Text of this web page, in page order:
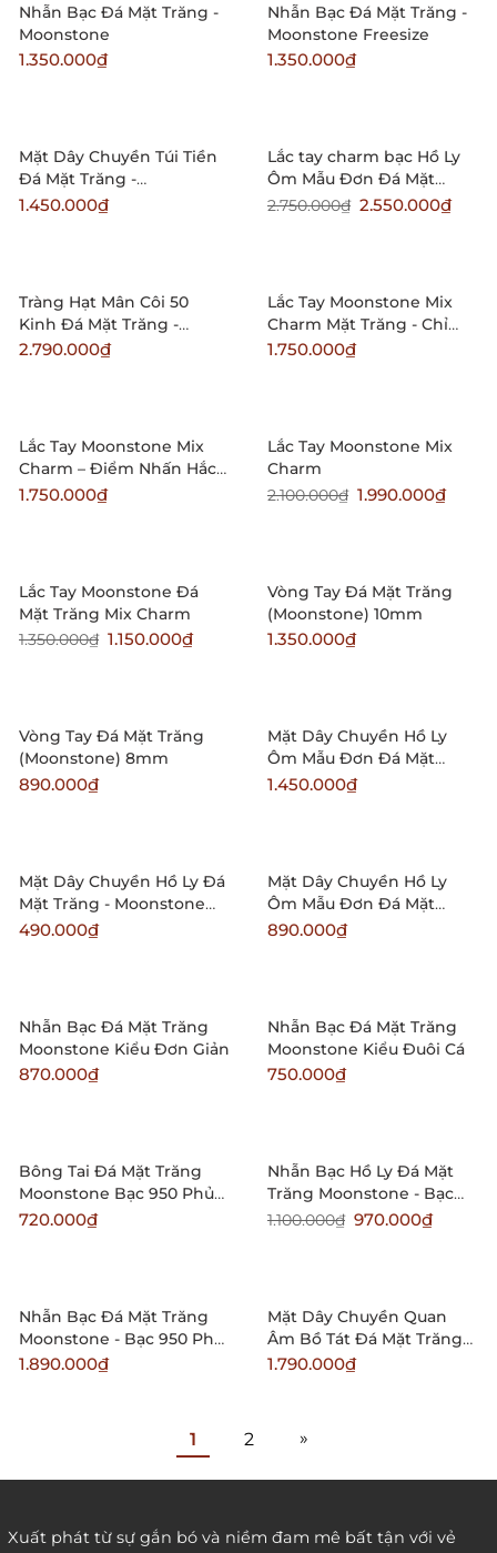
Nhẫn Bạc Đá Mặt Trăng -
Moonstone
1.350.000₫
Nhẫn Bạc Đá Mặt Trăng -
Moonstone Freesize
1.350.000₫
Mặt Dây Chuyền Túi Tiền
Đá Mặt Trăng -
Moonstone (chưa kèm
1.450.000₫
Lắc tay charm bạc Hồ Ly
Ôm Mẫu Đơn Đá Mặt
Trăng-Moonstone 02
2.750.000₫ 2.550.000₫
Tràng Hạt Mân Côi 50
Kinh Đá Mặt Trăng -
Moonstone
2.790.000₫
Lắc Tay Moonstone Mix
Charm Mặt Trăng - Chỉ
Đồng Tâm
1.750.000₫
Lắc Tay Moonstone Mix
Charm – Điểm Nhấn Hắc
Nguyệt Quang
1.750.000₫
Lắc Tay Moonstone Mix
Charm
2.100.000₫ 1.990.000₫
Lắc Tay Moonstone Đá
Mặt Trăng Mix Charm
1.350.000₫ 1.150.000₫
Vòng Tay Đá Mặt Trăng
(Moonstone) 10mm
1.350.000₫
Vòng Tay Đá Mặt Trăng
(Moonstone) 8mm
890.000₫
Mặt Dây Chuyền Hồ Ly
Ôm Mẫu Đơn Đá Mặt
Trăng Bọc Bạc
1.450.000₫
Mặt Dây Chuyền Hồ Ly Đá
Mặt Trăng - Moonstone
Baby
490.000₫
Mặt Dây Chuyền Hồ Ly
Ôm Mẫu Đơn Đá Mặt
Trăng - Moonstone
890.000₫
Nhẫn Bạc Đá Mặt Trăng
Moonstone Kiểu Đơn Giản
870.000₫
Nhẫn Bạc Đá Mặt Trăng
Moonstone Kiểu Đuôi Cá
750.000₫
Bông Tai Đá Mặt Trăng
Moonstone Bạc 950 Phủ
Bạch Kim
720.000₫
Nhẫn Bạc Hồ Ly Đá Mặt
Trăng Moonstone - Bạc
950 Phủ Bạch Kim
1.100.000₫ 970.000₫
Nhẫn Bạc Đá Mặt Trăng
Moonstone - Bạc 950 Phủ
Bạch Kim
1.890.000₫
Mặt Dây Chuyền Quan
Âm Bồ Tát Đá Mặt Trăng
(Moonstone)
1.790.000₫
1 2 »
Xuất phát từ sự gắn bó và niềm đam mê bất tận với vẻ